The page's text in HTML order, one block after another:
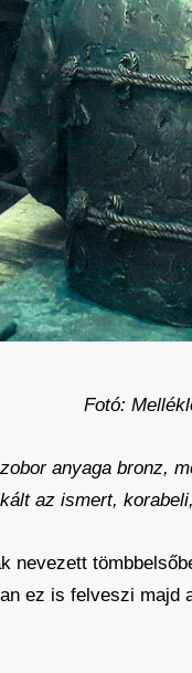
Fotó:
anyaga bronz,
az ismert,
nevezett
ez is felveszi majd